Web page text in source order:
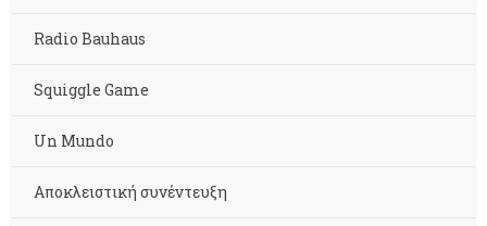
Radio Bauhaus
Squiggle Game
Un Mundo
Αποκλειστική συνέντευξη